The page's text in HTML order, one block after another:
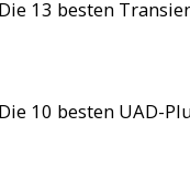
Die 13 besten
Die 10 besten UAD-